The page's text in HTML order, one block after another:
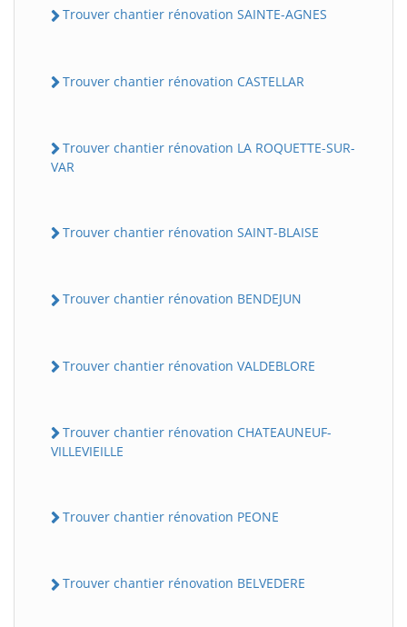
Trouver chantier rénovation SAINTE-AGNES
Trouver chantier rénovation CASTELLAR
Trouver chantier rénovation LA ROQUETTE-SUR-
VAR
Trouver chantier rénovation SAINT-BLAISE
Trouver chantier rénovation BENDEJUN
Trouver chantier rénovation VALDEBLORE
Trouver chantier rénovation CHATEAUNEUF-
VILLEVIEILLE
Trouver chantier rénovation PEONE
Trouver chantier rénovation BELVEDERE